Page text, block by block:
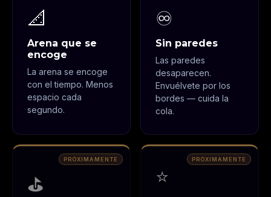
📐
Arena que se
encoge
La arena se encoge
con el tiempo. Menos
espacio cada
segundo.
♾️
Sin paredes
Las paredes
desaparecen.
Envuélvete por los
bordes — cuida la
cola.
⛳ ⭐